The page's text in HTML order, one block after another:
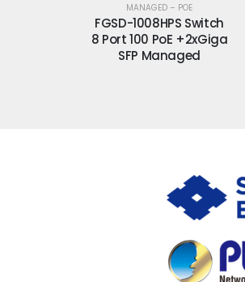
MANAGED – POE
FGSW-1816HPS Switch
16 Port 100 PoE
+2xGiga SFP Managed